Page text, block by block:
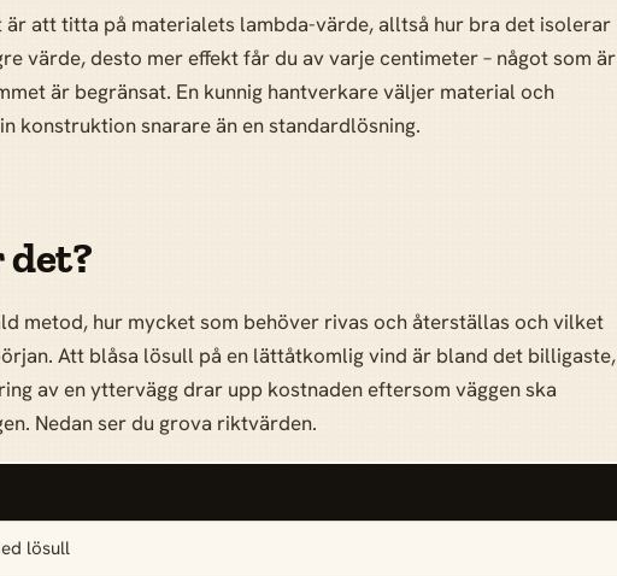
att titta på materialets lambda-värde, alltså hur bra det isolerar
värde, desto mer effekt får du av varje centimeter – något som är
är begränsat. En kunnig hantverkare väljer material och
konstruktion snarare än en standardlösning.
det?
metod, hur mycket som behöver rivas och återställas och vilket
Att blåsa lösull på en lättåtkomlig vind är bland det billigaste,
av en yttervägg drar upp kostnaden eftersom väggen ska
Nedan ser du grova riktvärden.
lösull